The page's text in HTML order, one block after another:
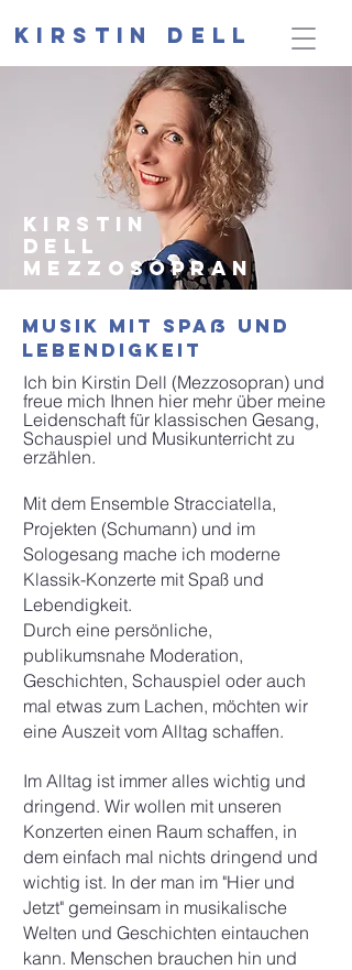
Kirstin Dell
Kirstin
Dell
Mezzosopran
Musik Mit Spaß und
Lebendigkeit
Ich bin Kirstin Dell (Mezzosopran) und
freue mich Ihnen hier mehr über meine
Leidenschaft für klassischen Gesang,
Schauspiel und Musikunterricht zu
erzählen.
​Mit dem Ensemble Stracciatella,
Projekten (Schumann) und im
Sologesang mache ich moderne
Klassik-Konzerte mit Spaß und
Lebendigkeit.
Durch eine persönliche,
publikumsnahe Moderation,
Geschichten, Schauspiel oder auch
mal etwas zum Lachen, möchten wir
eine Auszeit vom Alltag schaffen.​
Im Alltag ist immer alles wichtig und
dringend. Wir wollen mit unseren
Konzerten einen Raum schaffen, in
dem einfach mal nichts dringend und
wichtig ist. In der man im "Hier und
Jetzt" gemeinsam in musikalische
Welten und Geschichten eintauchen
kann. Menschen brauchen hin und